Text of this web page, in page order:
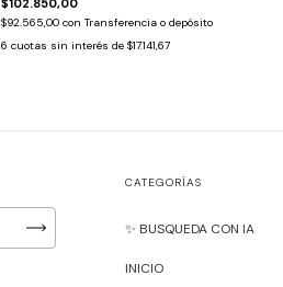
$102.850,00
$92.565,00 con Transferencia o depósito
6 cuotas sin interés de $17.141,67
CATEGORÍAS
✨ BUSQUEDA CON IA
INICIO